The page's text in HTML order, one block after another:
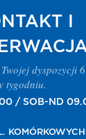
I
dyspozycji
tygodniu.
/ SOB-ND
KOMÓRKOWYCH